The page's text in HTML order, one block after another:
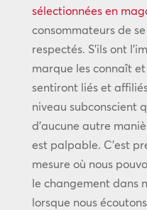
sélectionnées en
consommateurs de
respectés. S’ils ont
marque les connaît
sentiront liés et
niveau subconscient
d’aucune autre
est palpable. C’est
mesure où nous
le changement dans
lorsque nous